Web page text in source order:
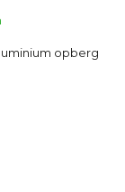
opberg